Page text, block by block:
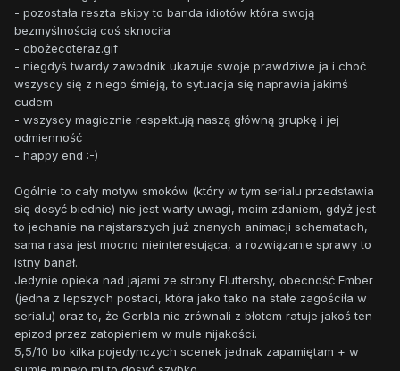
- pozostała reszta ekipy to banda idiotów która swoją
bezmyślnością coś sknociła
- obożecoteraz.gif
- niegdyś twardy zawodnik ukazuje swoje prawdziwe ja i choć
wszyscy się z niego śmieją, to sytuacja się naprawia jakimś
cudem
- wszyscy magicznie respektują naszą główną grupkę i jej
odmienność
- happy end :-)
Ogólnie to cały motyw smoków (który w tym serialu przedstawia
się dosyć biednie) nie jest warty uwagi, moim zdaniem, gdyż jest
to jechanie na najstarszych już znanych animacji schematach,
sama rasa jest mocno nieinteresująca, a rozwiązanie sprawy to
istny banał.
Jedynie opieka nad jajami ze strony Fluttershy, obecność Ember
(jedna z lepszych postaci, która jako tako na stałe zagościła w
serialu) oraz to, że Gerbla nie zrównali z błotem ratuje jakoś ten
epizod przez zatopieniem w mule nijakości.
5,5/10 bo kilka pojedynczych scenek jednak zapamiętam + w